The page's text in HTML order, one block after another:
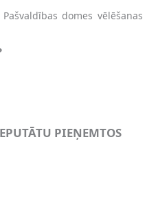
domes vēlēšanas
PIEŅEMTOS